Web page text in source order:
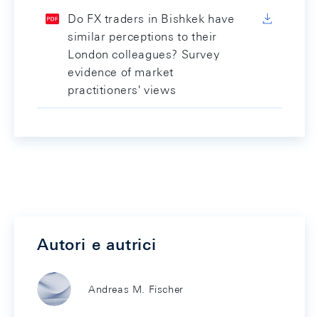
Do FX traders in Bishkek have
similar perceptions to their
London colleagues? Survey
evidence of market
practitioners' views
Autori e autrici
Andreas M. Fischer